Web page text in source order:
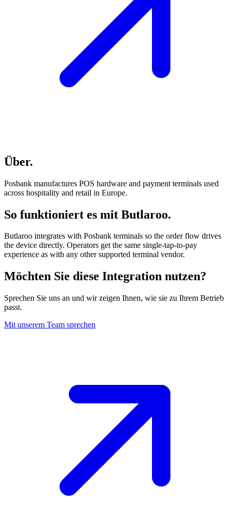
Über.
Posbank manufactures POS hardware and payment terminals used
across hospitality and retail in Europe.
So funktioniert es mit Butlaroo.
Butlaroo integrates with Posbank terminals so the order flow drives
the device directly. Operators get the same single-tap-to-pay
experience as with any other supported terminal vendor.
Möchten Sie diese Integration nutzen?
Sprechen Sie uns an und wir zeigen Ihnen, wie sie zu Ihrem Betrieb
passt.
Mit unserem Team sprechen